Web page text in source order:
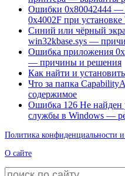
Ошибки 0x80042444 —
0x4002F при установке
Синий или чёрный
win32kbase.sys —
Ошибка приложения
— причины и решения
Как найти и
Что за папка
содержимое
Ошибка 126 Не найден
службы в Windows —
Политика конфиденциальности
О сайте